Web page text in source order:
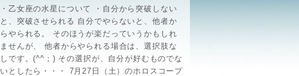
・乙女座の水星について ・自分から突破しない
と、突破させられる 自分でやらないと、他者か
らやられる。 そのほうが楽だっていうかもしれ
ませんが、 他者からやられる場合は、選択肢な
しです。(^^；) その選択が、自分が好むものでな
いとしたら・・・ 7月27日（土）のホロスコープ